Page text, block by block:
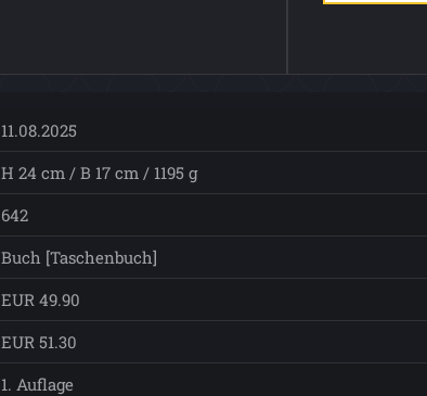
11.08.2025
H 24 cm / B 17 cm / 1195 g
642
Buch [Taschenbuch]
EUR 49.90
EUR 51.30
1. Auflage